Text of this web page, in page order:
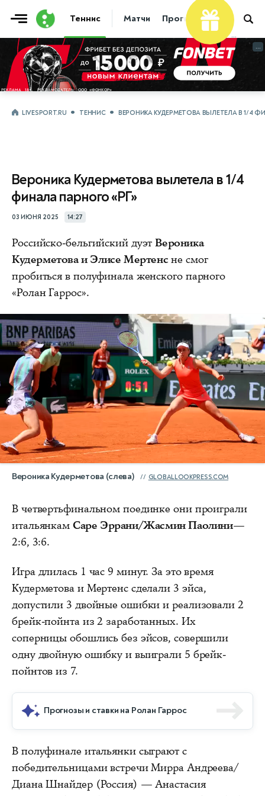
Теннис Матчи Прогнозы Новости
...
...
LIVESPORT.RU ТЕННИС ВЕРОНИКА КУДЕРМЕТОВА ВЫЛЕТЕЛА В 1/4
Вероника Кудерметова вылетела в 1/4
финала парного «РГ»
03 ИЮНЯ 2025 14:27
Российско-бельгийский дуэтВероника
Кудерметова и Элисе Мертенс не смог
пробиться в полуфинала женского парного
«Ролан Гаррос».
Вероника Кудерметова (слева) GLOBALLOOKPRESS.COM
В четвертьфинальном поединке они проиграли
итальянкам Саре Эррани/Жасмин Паолини—
2:6, 3:6.
Игра длилась 1 час 9 минут. За это время
Кудерметова и Мертенс сделали 3 эйса,
допустили 3 двойные ошибки и реализовали 2
брейк-пойнта из 2 заработанных. Их
соперницы обошлись без эйсов, совершили
одну двойную ошибку и выиграли 5 брейк-
пойнтов из 7.
Прогнозы и ставки на Ролан Гаррос
В полуфинале итальянки сыграют с
победительницами встречи Мирра Андреева/
Диана Шнайдер (Россия) — Анастасия